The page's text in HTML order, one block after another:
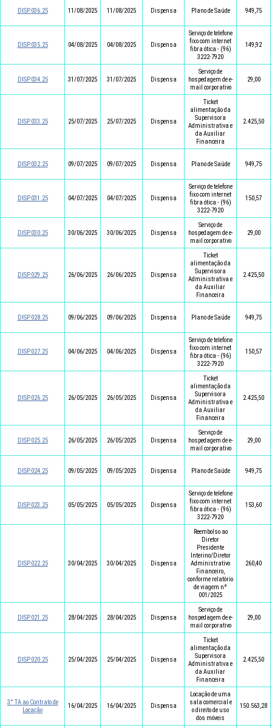
DISP.036.25 11/08/2025 11/08/2025 Dispensa Plano de Saúde 949,75
DISP.035.25 04/08/2025 04/08/2025 Dispensa
Serviço de telefone
fixo com internet
fibra ótica - (96)
3222-7920
149,92
DISP.034.25 31/07/2025 31/07/2025 Dispensa
Serviço de
hospedagem de e-
mail corporativo
29,00
DISP.033.25 25/07/2025 25/07/2025 Dispensa
Ticket
alimentação da
Supervisora
Administrativa e
da Auxiliar
Financeira
2.425,50
DISP.032.25 09/07/2025 09/07/2025 Dispensa Plano de Saúde 949,75
DISP.031.25 04/07/2025 04/07/2025 Dispensa
Serviço de telefone
fixo com internet
fibra ótica - (96)
3222-7920
150,57
DISP.030.25 30/06/2025 30/06/2025 Dispensa
Serviço de
hospedagem de e-
mail corporativo
29,00
DISP.029.25 26/06/2025 26/06/2025 Dispensa
Ticket
alimentação da
Supervisora
Administrativa e
da Auxiliar
Financeira
2.425,50
DISP.028.25 09/06/2025 09/06/2025 Dispensa Plano de Saúde 949,75
DISP.027.25 04/06/2025 04/06/2025 Dispensa
Serviço de telefone
fixo com internet
fibra ótica - (96)
3222-7920
150,57
DISP.026.25 26/05/2025 26/05/2025 Dispensa
Ticket
alimentação da
Supervisora
Administrativa e
da Auxiliar
Financeira
2.425,50
DISP.025.25 26/05/2025 26/05/2025 Dispensa
Serviço de
hospedagem de e-
mail corporativo
29,00
DISP.024.25 09/05/2025 09/05/2025 Dispensa Plano de Saúde 949,75
DISP.023.25 05/05/2025 05/05/2025 Dispensa
Serviço de telefone
fixo com internet
fibra ótica - (96)
3222-7920
153,60
DISP.022.25 30/04/2025 30/04/2025 Dispensa
Reembolso ao
Diretor
Presidente
Interino/Diretor
Administrativo
Financeiro,
conforme relatório
de viagem nº
001/2025
260,40
DISP.021.25 28/04/2025 28/04/2025 Dispensa
Serviço de
hospedagem de e-
mail corporativo
29,00
DISP.020.25 25/04/2025 25/04/2025 Dispensa
Ticket
alimentação da
Supervisora
Administrativa e
da Auxiliar
Financeira
2.425,50
3° TA ao Contrato de
Locação
16/04/2025 16/04/2025 Dispensa
Locação de uma
sala comercial e
o direito de uso
dos móveis
150.563,28